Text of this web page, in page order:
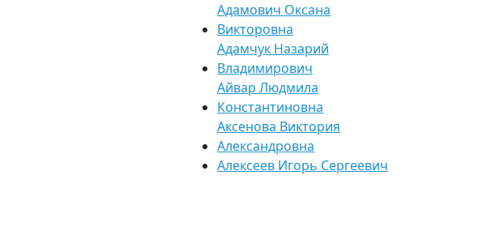
Адамович Оксана
Викторовна
Адамчук Назарий
Владимирович
Айвар Людмила
Константиновна
Аксенова Виктория
Александровна
Алексеев Игорь Сергеевич